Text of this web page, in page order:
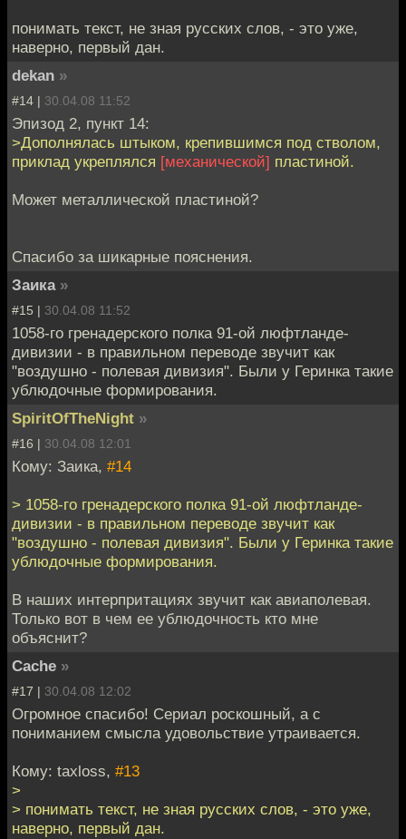
понимать текст, не зная русских слов, - это уже,
наверно, первый дан.
dekan »
#14 | 30.04.08 11:52
Эпизод 2, пункт 14:
>Дополнялась штыком, крепившимся под стволом,
приклад укреплялся [механической] пластиной.
Может металлической пластиной?
Спасибо за шикарные пояснения.
Заика »
#15 | 30.04.08 11:52
1058-го гренадерского полка 91-ой люфтланде-
дивизии - в правильном переводе звучит как
"воздушно - полевая дивизия". Были у Геринка такие
ублюдочные формирования.
SpiritOfTheNight »
#16 | 30.04.08 12:01
Кому: Заика, #14
> 1058-го гренадерского полка 91-ой люфтланде-
дивизии - в правильном переводе звучит как
"воздушно - полевая дивизия". Были у Геринка такие
ублюдочные формирования.
В наших интерпритациях звучит как авиаполевая.
Только вот в чем ее ублюдочность кто мне
объяснит?
Cache »
#17 | 30.04.08 12:02
Огромное спасибо! Сериал роскошный, а с
пониманием смысла удовольствие утраивается.
Кому: taxloss, #13
>
> понимать текст, не зная русских слов, - это уже,
наверно, первый дан.